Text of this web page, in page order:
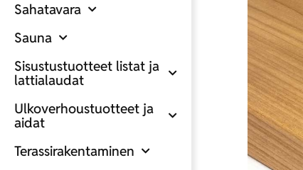
Sahatavara
Sauna
Sisustustuotteet listat ja
lattialaudat
Ulkoverhoustuotteet ja
aidat
Terassirakentaminen